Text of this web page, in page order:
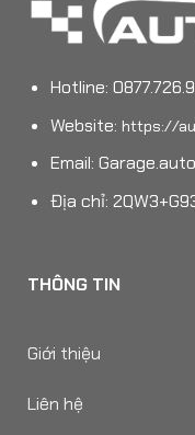
Hotline:
Website: https://
Email:
Địa chỉ:
THÔNG TIN
Giới thiệu
Liên hệ